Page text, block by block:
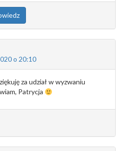
o 20:10
za udział w wyzwaniu
Patrycja